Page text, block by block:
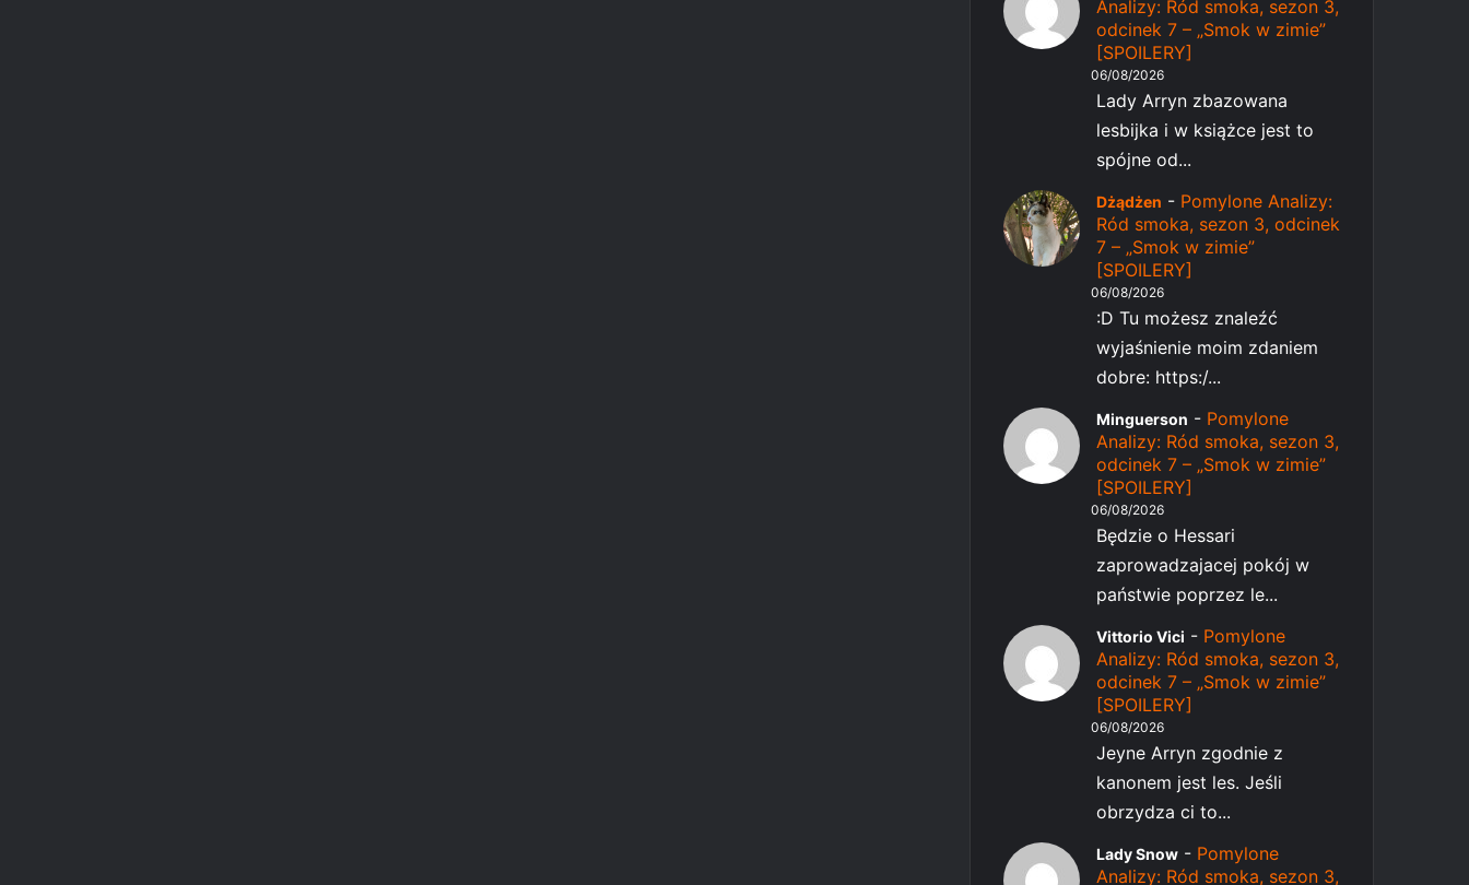
Analizy: Ród smoka, sezon 3,
odcinek 7 – „Smok w zimie”
[SPOILERY]
06/08/2026
Lady Arryn zbazowana
lesbijka i w książce jest to
spójne od...
Dżądżen - Pomylone Analizy:
Ród smoka, sezon 3, odcinek
7 – „Smok w zimie”
[SPOILERY]
06/08/2026
:D Tu możesz znaleźć
wyjaśnienie moim zdaniem
dobre: https:/...
Minguerson - Pomylone
Analizy: Ród smoka, sezon 3,
odcinek 7 – „Smok w zimie”
[SPOILERY]
06/08/2026
Będzie o Hessari
zaprowadzajacej pokój w
państwie poprzez le...
Vittorio Vici - Pomylone
Analizy: Ród smoka, sezon 3,
odcinek 7 – „Smok w zimie”
[SPOILERY]
06/08/2026
Jeyne Arryn zgodnie z
kanonem jest les. Jeśli
obrzydza ci to...
Lady Snow - Pomylone
Analizy: Ród smoka, sezon 3,